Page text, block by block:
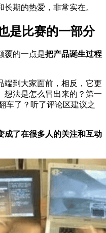
期的热爱，非常实在。
是比赛的一部分
覆的一点是把产品诞生过程
端到大家面前，相反，它更
想法是怎么冒出来的？第一
车了？听了评论区建议之
成了在很多人的关注和互动